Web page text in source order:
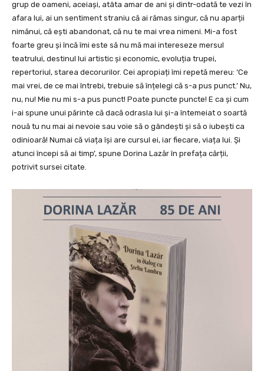
grup de oameni, aceiași, atâta amar de ani și dintr-odată te vezi în
afara lui, ai un sentiment straniu că ai rămas singur, că nu aparții
nimănui, că ești abandonat, că nu te mai vrea nimeni. Mi-a fost
foarte greu și încă îmi este să nu mă mai intereseze mersul
teatrului, destinul lui artistic și economic, evoluția trupei,
repertoriul, starea decorurilor. Cei apropiați îmi repetă mereu: ‘Ce
mai vrei, de ce mai întrebi, trebuie să înțelegi că s-a pus punct.’ Nu,
nu, nu! Mie nu mi s-a pus punct! Poate puncte puncte! E ca și cum
i-ai spune unui părinte că dacă odrasla lui și-a întemeiat o soartă
nouă tu nu mai ai nevoie sau voie să o gândești și să o iubești ca
odinioară! Numai că viața își are cursul ei, iar fiecare, viața lui. Și
atunci începi să ai timp’, spune Dorina Lazăr în prefața cărții,
potrivit sursei citate.